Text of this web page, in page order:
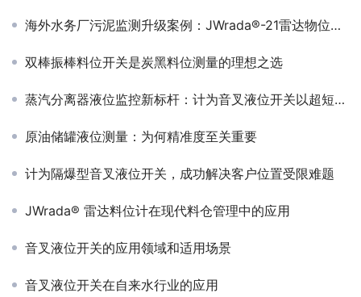
海外水务厂污泥监测升级案例：JWrada®-21雷达物位计助力智慧污泥管理
双棒振棒料位开关是炭黑料位测量的理想之选
蒸汽分离器液位监控新标杆：计为音叉液位开关以超短叉体征服狭小空间
原油储罐液位测量：为何精准度至关重要
计为隔爆型音叉液位开关，成功解决客户位置受限难题
JWrada® 雷达料位计在现代料仓管理中的应用
音叉液位开关的应用领域和适用场景
音叉液位开关在自来水行业的应用